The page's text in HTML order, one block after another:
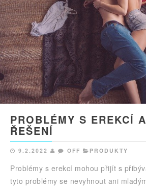
PROBLÉMY S EREKCÍ
ŘEŠENÍ
9.2.2022 OFF PRODUKTY
Problémy s erekcí mohou přijít s
tyto problémy se nevyhnout ani